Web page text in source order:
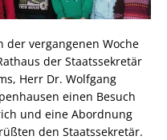
der vergangenen Woche
der Staatssekretär
Herr Dr. Wolfgang
einen Besuch
und eine Abordnung
den Staatssekretär.